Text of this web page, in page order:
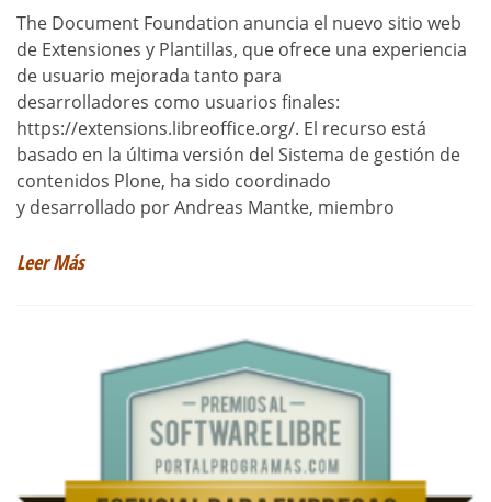
The Document Foundation anuncia el nuevo sitio web
de Extensiones y Plantillas, que ofrece una experiencia
de usuario mejorada tanto para
desarrolladores como usuarios finales:
https://extensions.libreoffice.org/. El recurso está
basado en la última versión del Sistema de gestión de
contenidos Plone, ha sido coordinado
y desarrollado por Andreas Mantke, miembro
Leer Más